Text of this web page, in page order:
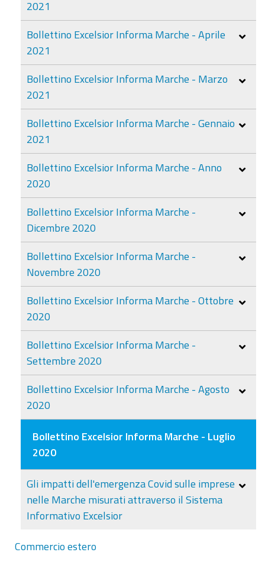
2021
Bollettino Excelsior Informa Marche - Aprile
2021
Bollettino Excelsior Informa Marche - Marzo
2021
Bollettino Excelsior Informa Marche - Gennaio
2021
Bollettino Excelsior Informa Marche - Anno
2020
Bollettino Excelsior Informa Marche -
Dicembre 2020
Bollettino Excelsior Informa Marche -
Novembre 2020
Bollettino Excelsior Informa Marche - Ottobre
2020
Bollettino Excelsior Informa Marche -
Settembre 2020
Bollettino Excelsior Informa Marche - Agosto
2020
Bollettino Excelsior Informa Marche - Luglio
2020
Gli impatti dell'emergenza Covid sulle imprese
nelle Marche misurati attraverso il Sistema
Informativo Excelsior
Commercio estero